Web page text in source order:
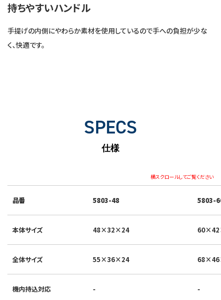
持ちやすいハンドル
手提げの内側にやわらか素材を使用しているので手への負担が少な
く、快適です。
SPECS
仕様
横スクロールしてご覧ください
品番 5803-48 5803-
本体サイズ 48×32×24
全体サイズ 55×36×24
機内持込対応 - -